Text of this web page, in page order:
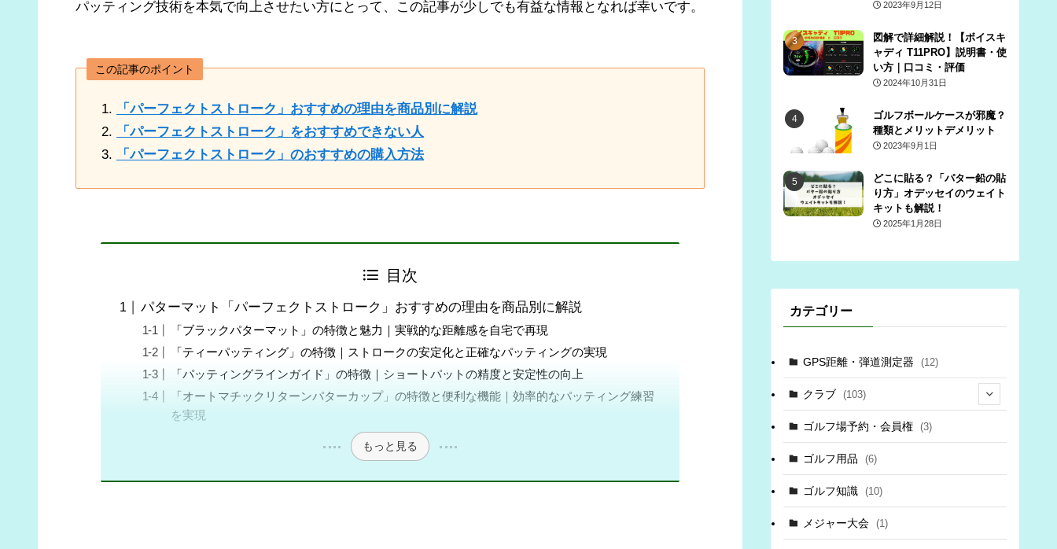
パッティング技術を本気で向上させたい方にとって、この記事が少しでも有益な情報となれば幸いです。
この記事のポイント
「パーフェクトストローク」おすすめの理由を商品別に解説
「パーフェクトストローク」をおすすめできない人
「パーフェクトストローク」のおすすめの購入方法
目次
パターマット「パーフェクトストローク」おすすめの理由を商品別に解説
「ブラックパターマット」の特徴と魅力｜実戦的な距離感を自宅で再現
「ティーパッティング」の特徴｜ストロークの安定化と正確なパッティングの実現
「パッティングラインガイド」の特徴｜ショートパットの精度と安定性の向上
「オートマチックリターンパターカップ」の特徴と便利な機能｜効率的なパッティング練習
を実現
もっと見る
2023年9月12日
図解で詳細解説！【ボイスキ
ャディ T11PRO】説明書・使
い方｜口コミ・評価
2024年10月31日
ゴルフボールケースが邪魔？
種類とメリットデメリット
2023年9月1日
どこに貼る？「パター鉛の貼
り方」オデッセイのウェイト
キットも解説！
2025年1月28日
カテゴリー
GPS距離・弾道測定器 (12)
クラブ (103)
(34)
(69)
(3)
ゴルフ場予約・会員権 (3)
ゴルフ用品 (6)
ゴルフ知識 (10)
メジャー大会 (1)